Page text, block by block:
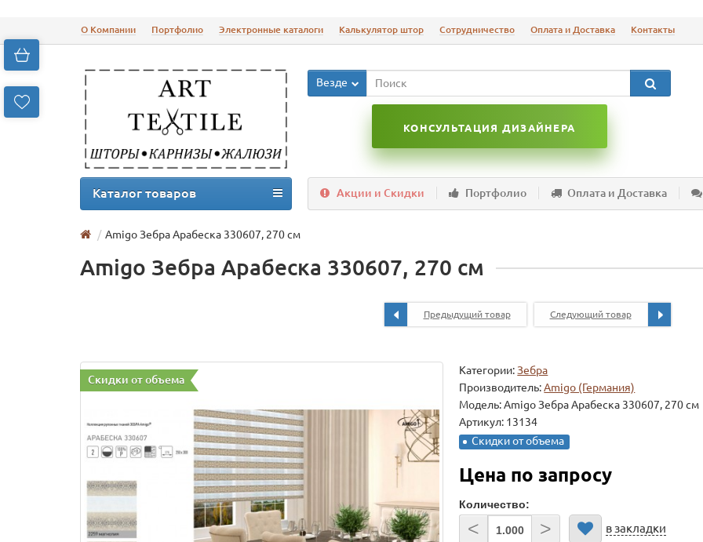
О Компании Портфолио Электронные каталоги Калькулятор штор Сотрудничество Оплата и Доставка Контакты
Везде
КОНСУЛЬТАЦИЯ ДИЗАЙНЕРА
Акции и Скидки Портфолио Оплата и Доставка
Каталог товаров
Amigo Зебра Арабеска 330607, 270 см
Amigo Зебра Арабеска 330607, 270 см
Предыдущий товар Следующий товар
Скидки от объема
Категории: Зебра
Производитель:Amigo (Германия)
Модель:Amigo Зебра Арабеска 330607, 270 см
Артикул: 13134
Скидки от объема
Цена по запросу
Количество:
< > в закладки